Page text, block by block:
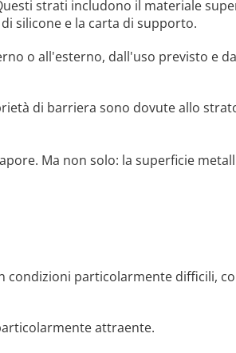
strati includono il materiale
silicone e la carta di supporto.
o all'esterno, dall'uso previsto e
di barriera sono dovute allo
Ma non solo: la superficie
condizioni particolarmente difficili,
attraente.